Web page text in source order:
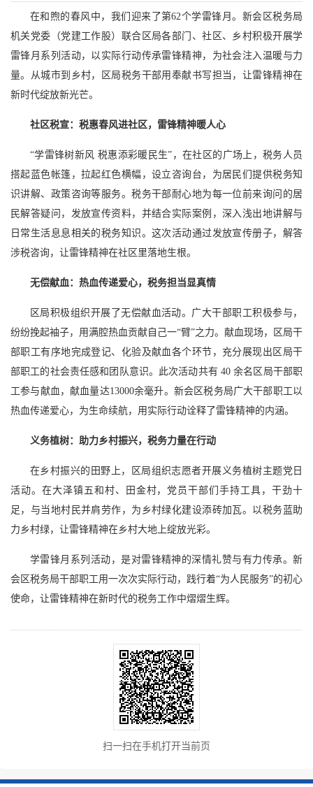
在和煦的春风中，我们迎来了第62个学雷锋月。新会区税务局
机关党委（党建工作股）联合区局各部门、社区、乡村积极开展学
雷锋月系列活动，以实际行动传承雷锋精神，为社会注入温暖与力
量。从城市到乡村，区局税务干部用奉献书写担当，让雷锋精神在
新时代绽放新光芒。
社区税宣：税惠春风进社区，雷锋精神暖人心
“学雷锋树新风 税惠添彩暖民生”，在社区的广场上，税务人员
搭起蓝色帐篷，拉起红色横幅，设立咨询台，为居民们提供税务知
识讲解、政策咨询等服务。税务干部耐心地为每一位前来询问的居
民解答疑问，发放宣传资料，并结合实际案例，深入浅出地讲解与
日常生活息息相关的税务知识。这次活动通过发放宣传册子，解答
涉税咨询，让雷锋精神在社区里落地生根。
无偿献血：热血传递爱心，税务担当显真情
区局积极组织开展了无偿献血活动。广大干部职工积极参与，
纷纷挽起袖子，用满腔热血贡献自己一“臂”之力。献血现场，区局干
部职工有序地完成登记、化验及献血各个环节，充分展现出区局干
部职工的社会责任感和团队意识。此次活动共有 40 余名区局干部职
工参与献血，献血量达13000余毫升。新会区税务局广大干部职工以
热血传递爱心，为生命续航，用实际行动诠释了雷锋精神的内涵。
义务植树：助力乡村振兴，税务力量在行动
在乡村振兴的田野上，区局组织志愿者开展义务植树主题党日
活动。在大泽镇五和村、田金村，党员干部们手持工具，干劲十
足，与当地村民并肩劳作，为乡村绿化建设添砖加瓦。以税务蓝助
力乡村绿，让雷锋精神在乡村大地上绽放光彩。
学雷锋月系列活动，是对雷锋精神的深情礼赞与有力传承。新
会区税务局干部职工用一次次实际行动，践行着“为人民服务”的初心
使命，让雷锋精神在新时代的税务工作中熠熠生辉。
扫一扫在手机打开当前页